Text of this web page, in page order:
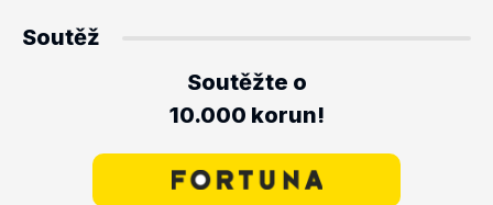
Soutěž
Soutěžte o
10.000 korun!